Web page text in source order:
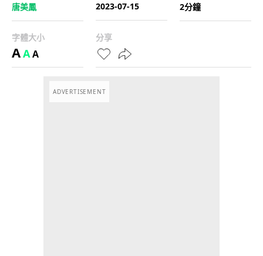
唐美鳳
2023-07-15
2分鐘
字體大小
AAA
分享
ADVERTISEMENT